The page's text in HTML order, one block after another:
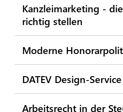
Kanzleimarketing -
richtig stellen
Moderne
DATEV Design-Service
Arbeitsrecht in der